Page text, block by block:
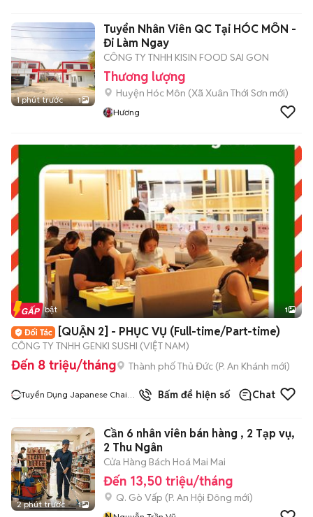
1 phút trước 1
Tuyển Nhân Viên QC Tại HÓC MÔN -
Đi Làm Ngay
CÔNG TY TNHH KISIN FOOD SAI GON
Thương lượng
Huyện Hóc Môn (Xã Xuân Thới Sơn mới)
Hương
Tin nổi bật 1
[QUẬN 2] - PHỤC VỤ (Full-time/Part-time)
CÔNG TY TNHH GENKI SUSHI (VIỆT NAM)
Đến 8 triệu/tháng Thành phố Thủ Đức (P. An Khánh mới)
Tuyển Dụng Japanese Chain
Bấm để hiện số Chat
2 phút trước 1
Cần 6 nhân viên bán hàng , 2 Tạp vụ,
2 Thu Ngân
Cửa Hàng Bách Hoá Mai Mai
Đến 13,50 triệu/tháng
Q. Gò Vấp (P. An Hội Đông mới)